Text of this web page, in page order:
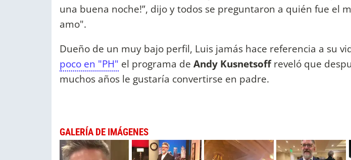
una buena noche!”, dijo y todos se preguntaron a quién fue el
amo".
Dueño de un muy bajo perfil, Luis jamás hace referencia a su
poco en "PH" el programa de Andy Kusnetsoffreveló que
muchos años le gustaría convertirse en padre.
GALERÍA DE IMÁGENES